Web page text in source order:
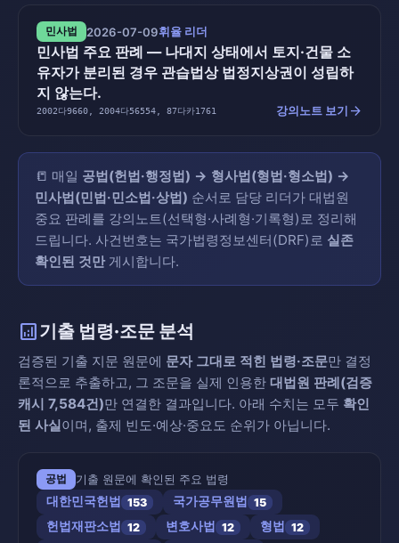
민사법 2026-07-09휘율 리더
민사법 주요 판례 — 나대지 상태에서 토지·건물 소
유자가 분리된 경우 관습법상 법정지상권이 성립하
지 않는다.
2002다9660, 2004다56554, 87다카1761 강의노트 보기 arrow_forward
📒 매일 공법(헌법·행정법) → 형사법(형법·형소법) →
민사법(민법·민소법·상법) 순서로 담당 리더가 대법원
중요 판례를 강의노트(선택형·사례형·기록형)로 정리해
드립니다. 사건번호는 국가법령정보센터(DRF)로 실존
확인된 것만게시합니다.
analytics기출 법령·조문 분석
검증된 기출 지문 원문에 문자 그대로 적힌 법령·조문만 결정
론적으로 추출하고, 그 조문을 실제 인용한 대법원 판례(검증
캐시 7,584건)만 연결한 결과입니다. 아래 수치는 모두 확인
된 사실이며, 출제 빈도·예상·중요도 순위가 아닙니다.
공법
기출 원문에 확인된 주요 법령
대한민국헌법
153 국가공무원법 15
헌법재판소법 12 변호사법 12 형법 12